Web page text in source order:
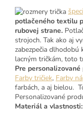
potlačeného textilu
rubovej strane.
strojoch. Tak ako aj
zabezpečia dlhodobú
lacným tričkám, toto
Pre
Farby tričiek, Farby
farbách, a aj bielou.
Personalizované
Materiál a vlastnosti: